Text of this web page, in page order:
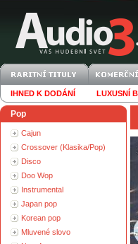
IHNED K DODÁNÍ LUXUSNÍ
Pop
Cajun
Crossover (Klasika/Pop)
Disco
Doo Wop
Instrumental
Japan pop
Korean pop
Mluvené slovo